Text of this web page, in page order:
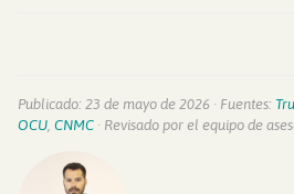
Publicado: 23 de mayo de 2026 · Fuentes:
OCU CNMC · Revisado por el equipo de